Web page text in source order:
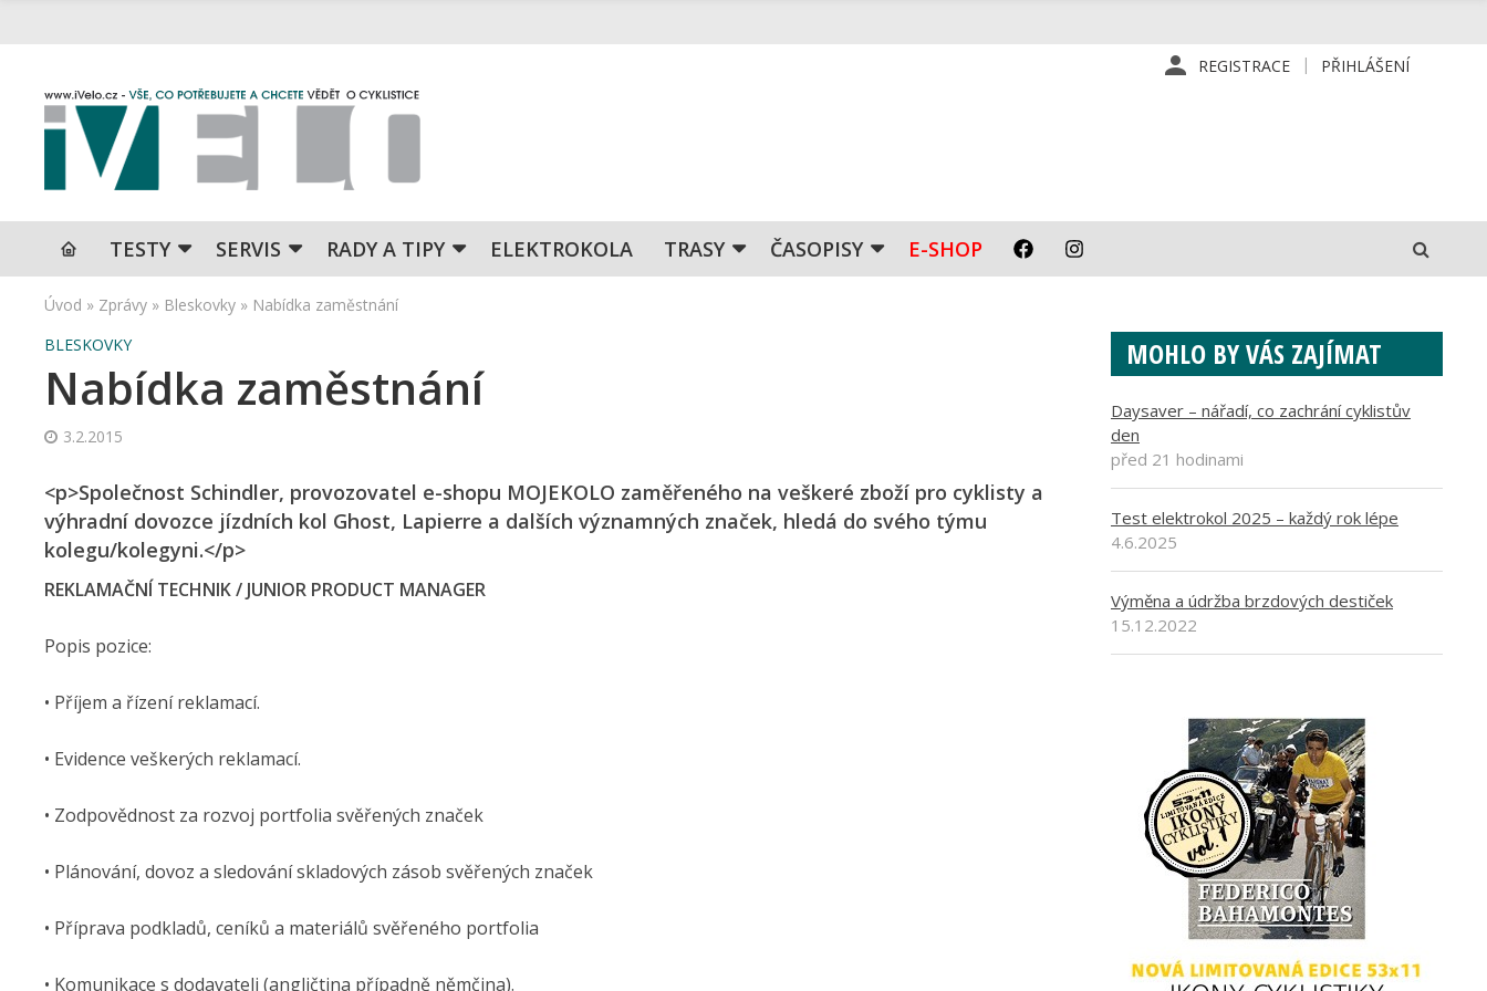
REGISTRACE PŘIHLÁŠENÍ
TESTY SERVIS RADY A TIPY ELEKTROKOLA TRASY ČASOPISY E-SHOP
Úvod » Zprávy » Bleskovky » Nabídka zaměstnání
BLESKOVKY
Nabídka zaměstnání
3.2.2015
<p>Společnost Schindler, provozovatel e-shopu MOJEKOLO zaměřeného na veškeré zboží pro cyklisty a
výhradní dovozce jízdních kol Ghost, Lapierre a dalších významných značek, hledá do svého týmu
kolegu/kolegyni.</p>
REKLAMAČNÍ TECHNIK / JUNIOR PRODUCT MANAGER
Popis pozice:
• Příjem a řízení reklamací.
• Evidence veškerých reklamací.
• Zodpovědnost za rozvoj portfolia svěřených značek
• Plánování, dovoz a sledování skladových zásob svěřených značek
• Příprava podkladů, ceníků a materiálů svěřeného portfolia
• Komunikace s dodavateli (angličtina případně němčina).
MOHLO BY VÁS ZAJÍMAT
Daysaver – nářadí, co zachrání cyklistův
den
před 21 hodinami
Test elektrokol 2025 – každý rok lépe
4.6.2025
Výměna a údržba brzdových destiček
15.12.2022